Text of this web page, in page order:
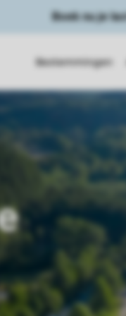
Boek nu je
Bestemmingen